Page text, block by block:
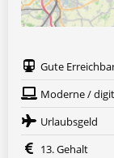
Gute
Moderne /
Urlaubsgeld
13. Gehalt